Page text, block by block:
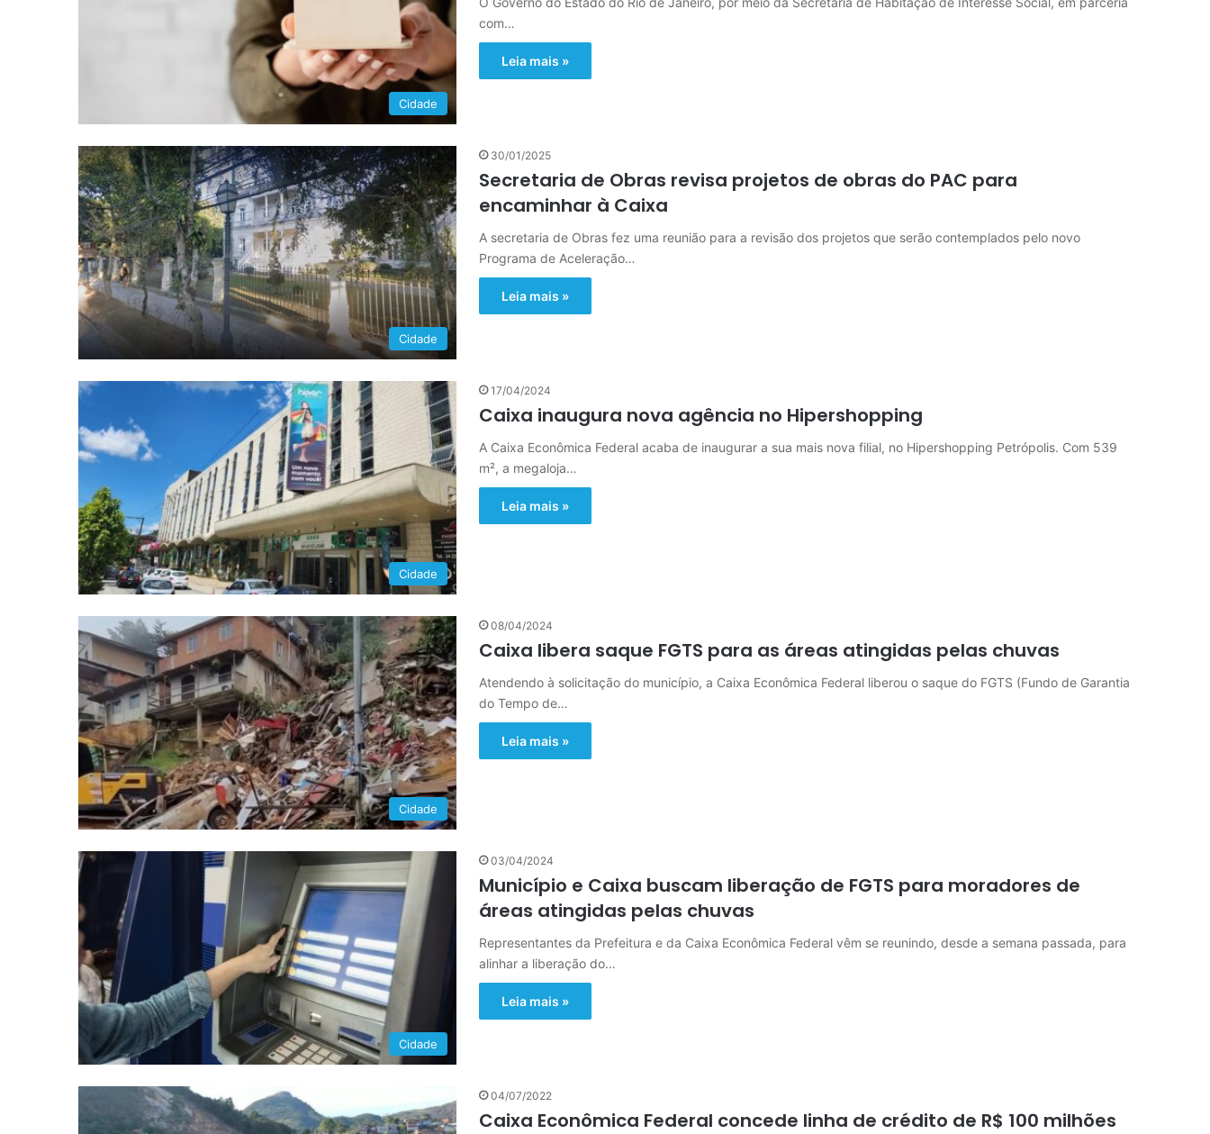
Cidade
com…
Leia mais »
Cidade
30/01/2025
Secretaria de Obras revisa projetos de obras do PAC para
encaminhar à Caixa
A secretaria de Obras fez uma reunião para a revisão dos projetos que serão contemplados pelo novo
Programa de Aceleração…
Leia mais »
Cidade
17/04/2024
Caixa inaugura nova agência no Hipershopping
A Caixa Econômica Federal acaba de inaugurar a sua mais nova filial, no Hipershopping Petrópolis. Com 539
m², a megaloja…
Leia mais »
Cidade
08/04/2024
Caixa libera saque FGTS para as áreas atingidas pelas chuvas
Atendendo à solicitação do município, a Caixa Econômica Federal liberou o saque do FGTS (Fundo de Garantia
do Tempo de…
Leia mais »
Cidade
03/04/2024
Município e Caixa buscam liberação de FGTS para moradores de
áreas atingidas pelas chuvas
Representantes da Prefeitura e da Caixa Econômica Federal vêm se reunindo, desde a semana passada, para
alinhar a liberação do…
Leia mais »
04/07/2022
Caixa Econômica Federal concede linha de crédito de R$ 100 milhões